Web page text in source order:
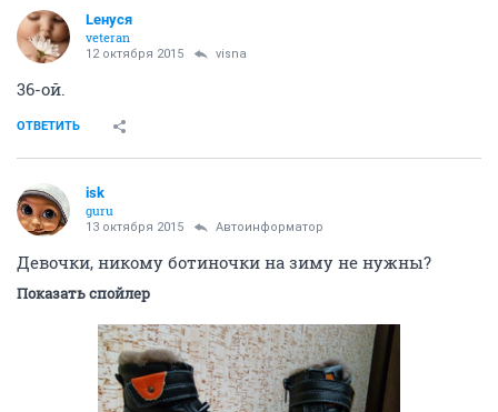
Lенуся
veteran
12 октября 2015 visna
36-ой.
ОТВЕТИТЬ
isk
guru
13 октября 2015 Автоинформатор
Девочки, никому ботиночки на зиму не нужны?
Показать спойлер